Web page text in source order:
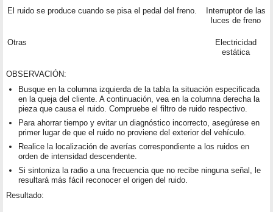
El ruido se produce cuando se pisa el pedal del freno.
Interruptor de las
luces de freno
Otras
Electricidad
estática
OBSERVACIÓN:
Busque en la columna izquierda de la tabla la situación especificada
en la queja del cliente. A continuación, vea en la columna derecha la
pieza que causa el ruido. Compruebe el filtro de ruido respectivo.
Para ahorrar tiempo y evitar un diagnóstico incorrecto, asegúrese en
primer lugar de que el ruido no proviene del exterior del vehículo.
Realice la localización de averías correspondiente a los ruidos en
orden de intensidad descendente.
Si sintoniza la radio a una frecuencia que no recibe ninguna señal, le
resultará más fácil reconocer el origen del ruido.
Resultado: